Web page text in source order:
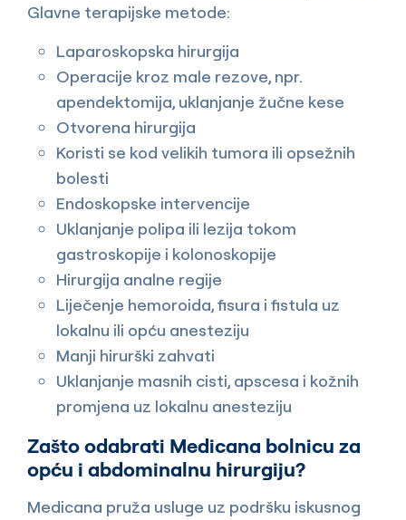
Glavne terapijske metode:
Laparoskopska hirurgija
Operacije kroz male rezove, npr.
apendektomija, uklanjanje žučne kese
Otvorena hirurgija
Koristi se kod velikih tumora ili opsežnih
bolesti
Endoskopske intervencije
Uklanjanje polipa ili lezija tokom
gastroskopije i kolonoskopije
Hirurgija analne regije
Liječenje hemoroida, fisura i fistula uz
lokalnu ili opću anesteziju
Manji hirurški zahvati
Uklanjanje masnih cisti, apscesa i kožnih
promjena uz lokalnu anesteziju
Zašto odabrati Medicana bolnicu za
opću i abdominalnu hirurgiju?
Medicana pruža usluge uz podršku iskusnog